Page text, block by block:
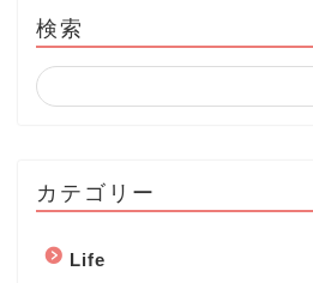
検索
カテゴリー
Life